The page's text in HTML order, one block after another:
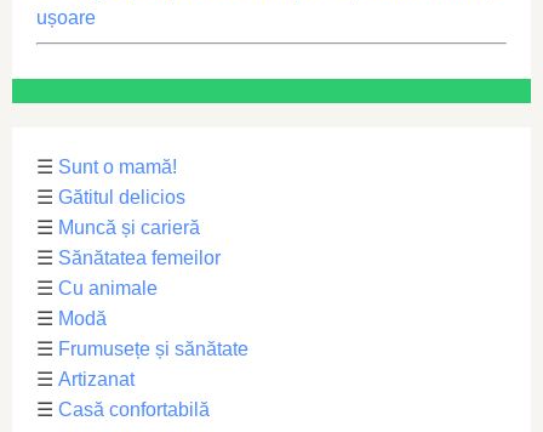
ușoare
☰ Sunt o mamă!
☰ Gătitul delicios
☰ Muncă și carieră
☰ Sănătatea femeilor
☰ Cu animale
☰ Modă
☰ Frumusețe și sănătate
☰ Artizanat
☰ Casă confortabilă